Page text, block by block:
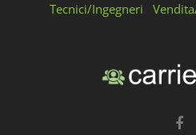
Tecnici/Ingegneri